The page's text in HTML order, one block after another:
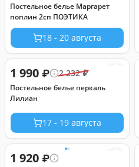
Постельное белье Маргарет
поплин 2сп ПОЭТИКА
18 - 20 августа
1 990 ₽ 2 232₽
Постельное белье перкаль
Лилиан
17 - 19 августа
1 920 ₽